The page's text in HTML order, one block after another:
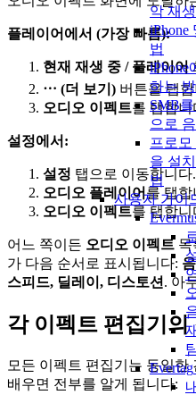
악 재생
iPhone
법
iPhone
하는
SMB
으로
프로모
을 설
법
사용자 가이
Evertag
플레이어에서 (가장 빠름):
현재 재생 중 / 플레이어
⋯ (더 보기) 버튼을 탭
오디오 이펙트를 탭합니
설정에서:
설정 탭으로 이동합니다.
오디오 플레이어를 탭합
오디오 이펙트를 탭합니
어느 쪽이든 오디오 이펙트목
가 다음 순서로 표시됩니다:
스피드, 딜레이, 디스토션. 아
각 이펙트 편집기의
모든 이펙트 편집기는 동일
배우면 전부를 알게 됩니다: